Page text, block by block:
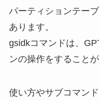
パーティションテー
あります。
gsidkコマンドは、
ンの操作をすることが
使い方やサブコマン